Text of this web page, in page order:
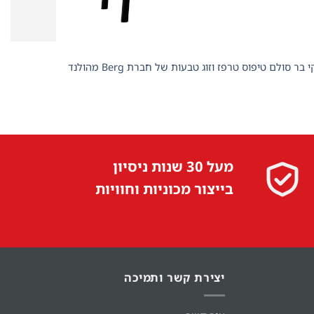
מעל 30 שנות ניסיון
בייצור מכוניות וחוויות
יצירת קשר ותמיכה